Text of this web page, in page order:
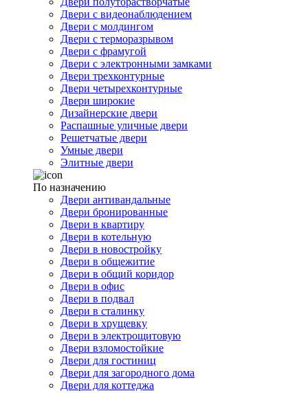
Двери с видеонаблюдением
Двери с молдингом
Двери с терморазрывом
Двери с фрамугой
Двери с электронными замками
Двери трехконтурные
Двери четырехконтурные
Двери широкие
Дизайнерские двери
Распашные уличные двери
Решетчатые двери
Умные двери
Элитные двери
По назначению
Двери антивандальные
Двери бронированные
Двери в квартиру
Двери в котельную
Двери в новостройку
Двери в общежитие
Двери в общий коридор
Двери в офис
Двери в подвал
Двери в сталинку
Двери в хрущевку
Двери в электрощитовую
Двери взломостойкие
Двери для гостиниц
Двери для загородного дома
Двери для коттеджа